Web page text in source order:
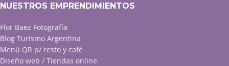
NUESTROS EMPRENDIMIENTOS
Flor Baez Fotografía
Blog Turismo Argentina
Menú QR p/ resto y café
Diseño web / Tiendas online